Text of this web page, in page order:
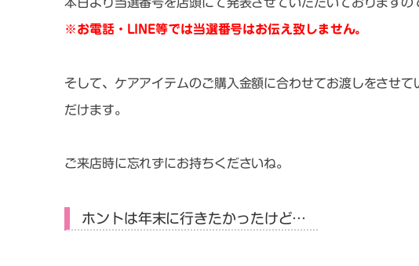
本日より当選番号を店頭にて発表させていただいておりますの
※お電話・LINE等では当選番号はお伝え致しません。
そして、ケアアイテムのご購入金額に合わせてお渡しをさせ
だけます。
ご来店時に忘れずにお持ちくださいね。
ホントは年末に行きたかったけど…